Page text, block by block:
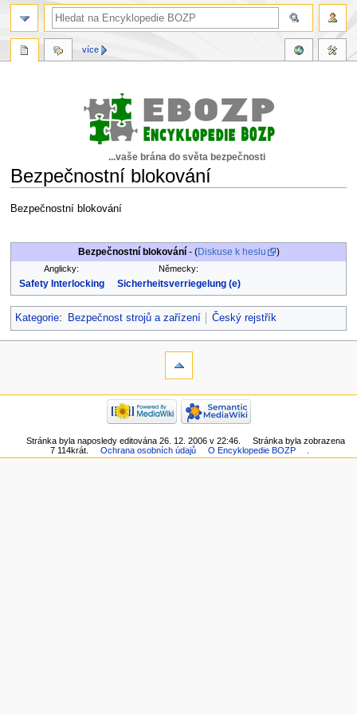
...vaše brána do světa bezpečnosti
Bezpečnostní blokování
Skočit
Skočit
Bezpečnostní blokování
Bezpečnostní blokování- (Diskuse k heslu )
Anglicky: Německy:
Safety Interlocking Sicherheitsverriegelung (e)
Kategorie: Bezpečnost strojů a zařízení Český rejstřík
více
Stránka byla naposledy editována 26. 12. 2006 v 22:46.
Stránka byla zobrazena
7 114krát.
Ochrana osobních údajů O Encyklopedie BOZP